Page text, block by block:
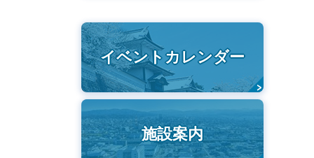
イベントカレンダー
施設案内